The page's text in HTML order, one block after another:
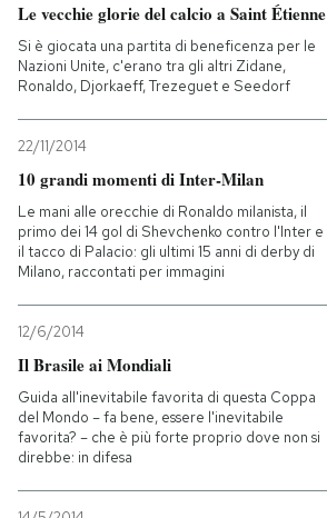
Le vecchie glorie del calcio a Saint Étienne
Si è giocata una partita di beneficenza per le
Nazioni Unite, c'erano tra gli altri Zidane,
Ronaldo, Djorkaeff, Trezeguet e Seedorf
22/11/2014
10 grandi momenti di Inter-Milan
Le mani alle orecchie di Ronaldo milanista, il
primo dei 14 gol di Shevchenko contro l'Inter e
il tacco di Palacio: gli ultimi 15 anni di derby di
Milano, raccontati per immagini
12/6/2014
Il Brasile ai Mondiali
Guida all'inevitabile favorita di questa Coppa
del Mondo – fa bene, essere l'inevitabile
favorita? – che è più forte proprio dove non si
direbbe: in difesa